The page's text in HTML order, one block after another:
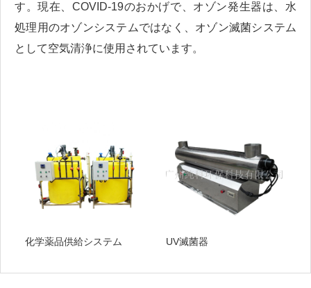
す。現在、COVID-19のおかげで、オゾン発生器は、水
処理用のオゾンシステムではなく、オゾン滅菌システム
として空気清浄に使用されています。
化学薬品供給システム UV滅菌器